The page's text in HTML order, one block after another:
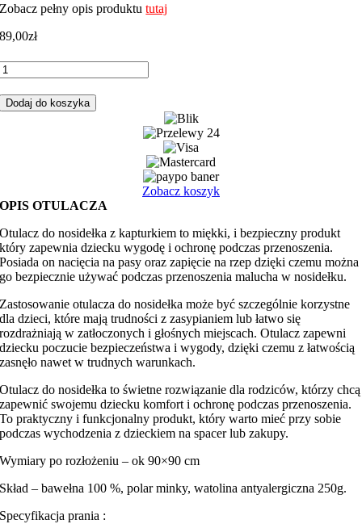
Zobacz pełny opis produktututaj
89,00zł
Dodaj do koszyka
Zobacz koszyk
OPIS OTULACZA
Otulacz do nosidełka z kapturkiem to miękki, i bezpieczny produkt
który zapewnia dziecku wygodę i ochronę podczas przenoszenia.
Posiada on nacięcia na pasy oraz zapięcie na rzep dzięki czemu można
go bezpiecznie używać podczas przenoszenia malucha w nosidełku.
Zastosowanie otulacza do nosidełka może być szczególnie korzystne
dla dzieci, które mają trudności z zasypianiem lub łatwo się
rozdrażniają w zatłoczonych i głośnych miejscach. Otulacz zapewni
dziecku poczucie bezpieczeństwa i wygody, dzięki czemu z łatwością
zasnęło nawet w trudnych warunkach.
Otulacz do nosidełka to świetne rozwiązanie dla rodziców, którzy chcą
zapewnić swojemu dziecku komfort i ochronę podczas przenoszenia.
To praktyczny i funkcjonalny produkt, który warto mieć przy sobie
podczas wychodzenia z dzieckiem na spacer lub zakupy.
Wymiary po rozłożeniu – ok 90×90 cm
Skład – bawełna 100 %, polar minky, watolina antyalergiczna 250g.
Specyfikacja prania :